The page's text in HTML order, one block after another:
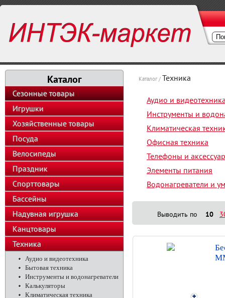
Каталог
Сезонные товары
Игрушки
Хозяйственные товары
Посуда
Велосипеды
Праздник
Спорттовары
Бассейны
Надувная игрушка
Канцтовары
Техника
Аудио и видеотехника
Бытовая техника
Инструменты и водонагреватели
Калькуляторы
Климатическая техника
Каталог / Техника
Аудио и
Инструменты и
Климатическая
Офисная техника
Телефоны и
Элементы питания
Водонагреватели и
Выводить по 10